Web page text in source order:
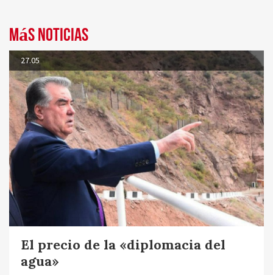
Más noticias
27.05
El precio de la «diplomacia del
agua»